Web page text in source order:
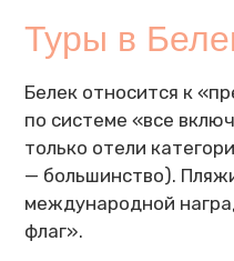
Туры в
Белек относится к
по системе «все
только отели
— большинство).
международной
флаг».